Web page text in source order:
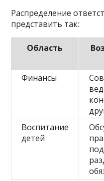
Распределение
представить так:
Область
Финансы
Воспитание
детей